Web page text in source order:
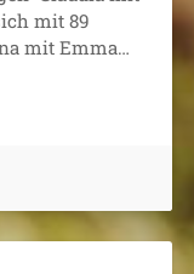
mit 89
mit Emma…